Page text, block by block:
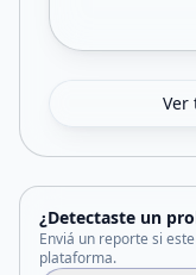
Ver
¿Detectaste un
Enviá un reporte si
plataforma.